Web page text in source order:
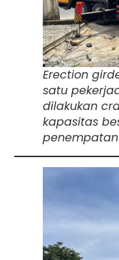
Erection
satu
dilakukan
kapasitas